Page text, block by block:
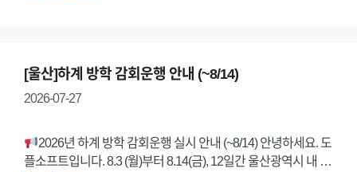
[울산]하계 방학 감회운행 안내 (~8/14)
2026-07-27
2026년 하계 방학 감회운행 실시 안내 (~8/14) 안녕하세요. 도
플소프트입니다. 8.3 (월)부터 8.14(금), 12일간 울산광역시 내 …